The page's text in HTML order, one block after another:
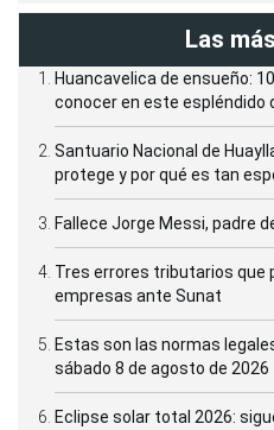
Las
Huancavelica de ensueño:
conocer en este espléndido
Santuario Nacional de
protege y por qué es tan
Fallece Jorge Messi, padre
Tres errores tributarios que
empresas ante Sunat
Estas son las normas
sábado 8 de agosto de 2026
Eclipse solar total 2026: